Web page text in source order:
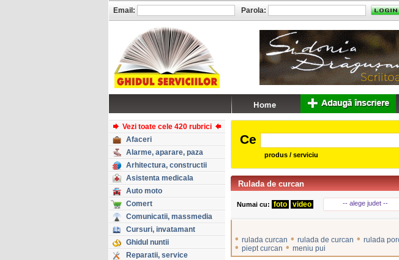
Vezi toate cele 420 rubrici
Afaceri
Alarme, aparare, paza
Arhitectura, constructii
Asistenta medicala
Auto moto
Comert
Comunicatii, massmedia
Cursuri, invatamant
Ghidul nuntii
Reparatii, service
Ce
produs / serviciu
Rulada de curcan
Numai cu: foto video -- alege judet --
• rulada curcan • rulada de curcan • rulada
• piept curcan • meniu pui
Email: Parola: